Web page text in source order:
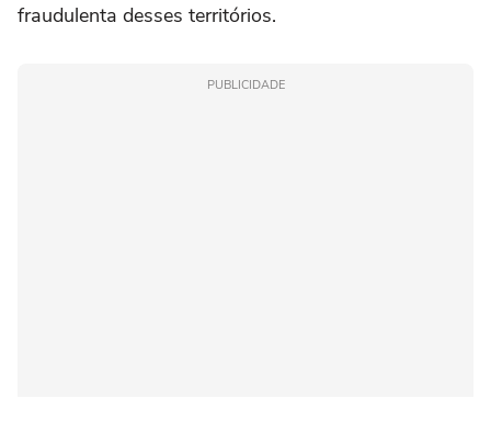
fraudulenta desses territórios.
PUBLICIDADE